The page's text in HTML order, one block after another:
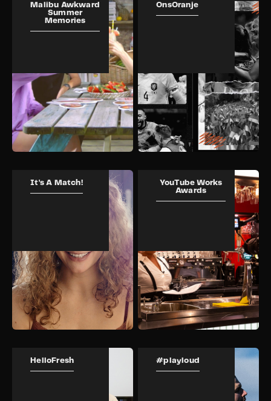
Malibu Awkward
Summer
Memories
OnsOranje
It's A Match!
YouTube Works
Awards
HelloFresh #playloud